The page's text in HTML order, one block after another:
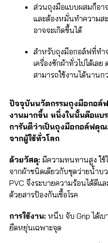
ส่วนถุงมือแบบผสมก็อา
และต้องหมั่นทำความส
อาจจะเกิดขึ้นได้
สำหรับถุงมือกอล์ฟที่ทำ
เครื่องซักผ้าทั่วไปได้เล
สามารถใช้งานได้นาน
ปัจจุบันนวัตกรรมถุงมือกอล์
งานมากขึ้น หนึ่งในนั้นคือแบ
การันตีว่าเป็นถุงมือกอล์ฟคุ
จากผู้ใช้ทั่วโลก
ด้วยวัสดุ:มีความทนทานสูง ใช้
จากผ้าชนิดเดียวกับชุดว่ายน้ำ
PVC จึงระบายความร้อนได้ดีแล
ด้วยสารป้องกันเชื้อโรค
การใช้งาน:หนึบ จับ Grip ได้เบ
ยืดหยุ่นเฉพาะจุด